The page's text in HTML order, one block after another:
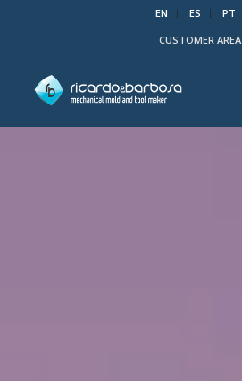
EN ES
PT
CUSTOMER AREA